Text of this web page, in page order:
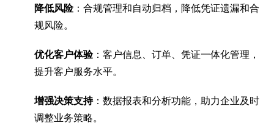
降低风险：合规管理和自动归档，降低凭证遗漏和合
规风险。
优化客户体验：客户信息、订单、凭证一体化管理，
提升客户服务水平。
增强决策支持：数据报表和分析功能，助力企业及时
调整业务策略。